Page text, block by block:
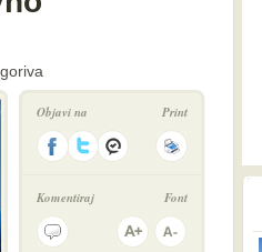
Objavi na Print
Komentiraj Fontprethodno